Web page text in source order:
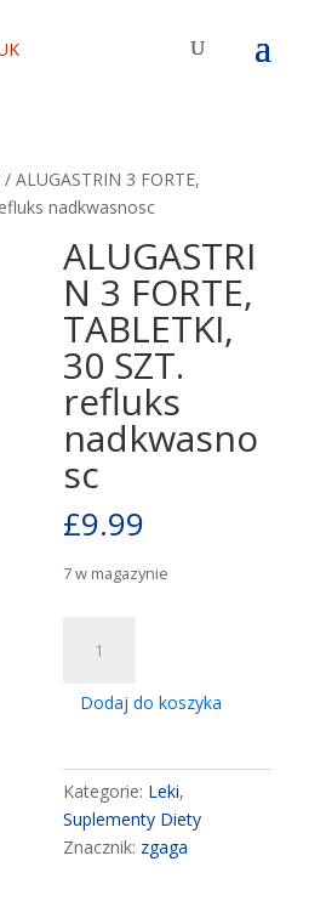
/ ALUGASTRIN 3 FORTE,
nadkwasnosc
ALUGASTRI
N 3 FORTE,
TABLETKI,
30 SZT.
refluks
nadkwasno
sc
£9.99
7 w magazynie
ALUGASTRIN
FORTE,
30
SZT.
refluks
nadkwasnosc
Dodaj do koszyka
Kategorie: Leki,
Suplementy Diety
Znacznik: zgaga